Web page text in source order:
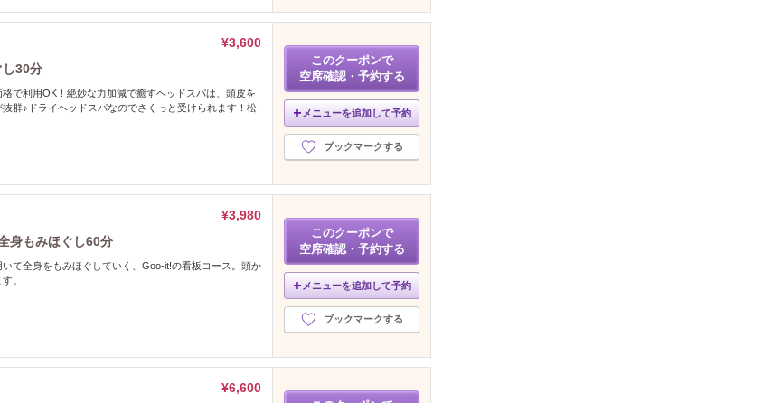
¥3,600
し30分
で利用OK！絶妙な力加減で癒すヘッドスパは、頭皮を
群♪ドライヘッドスパなのでさくっと受けられます！松
このクーポンで
空席確認・予約する
メニューを追加して予約
ブックマークする
¥3,980
身もみほぐし60分
て全身をもみほぐしていく、Goo-it!の看板コース。頭か
。
このクーポンで
空席確認・予約する
メニューを追加して予約
ブックマークする
¥6,600